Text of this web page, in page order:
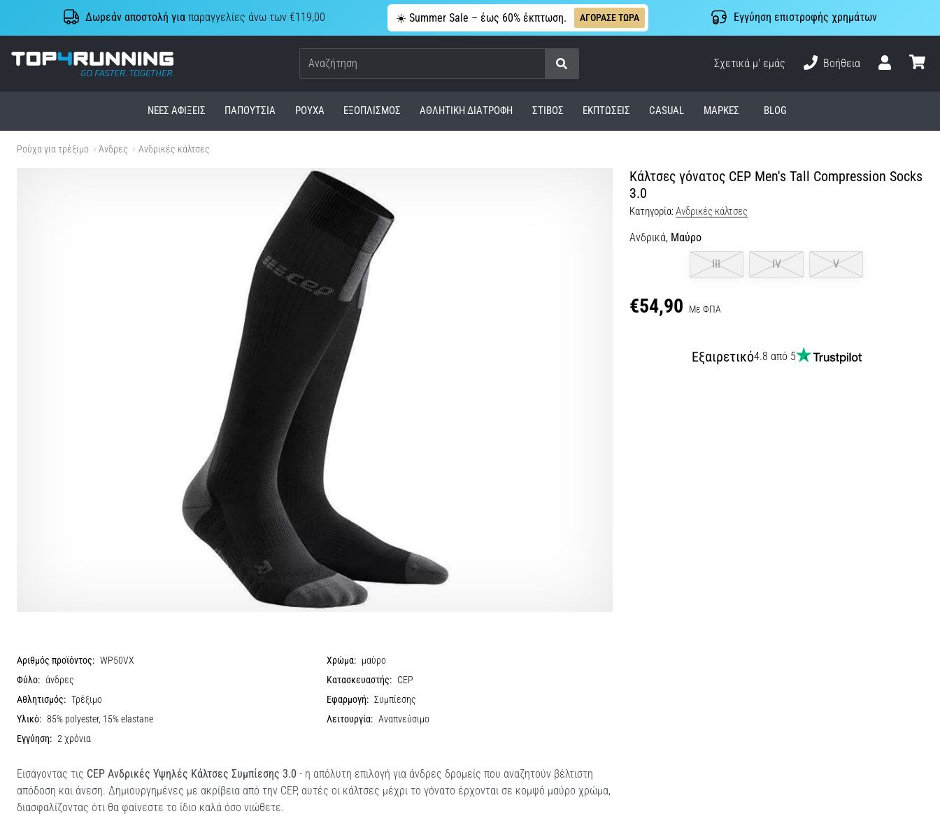
Δωρεάν αποστολή γιαπαραγγελίες άνω των €119,00 ☀️ Summer Sale – έως 60% έκπτωση. ΑΓΟΡΑΣΕ ΤΩΡΑ Εγγύηση επιστροφής χρημάτων
Top4Running.cy
Αναζήτηση
Σχετικά μ' εμάς
Βοήθεια
ΝΈΕΣ ΑΦΊΞΕΙΣ ΠΑΠΟΎΤΣΙΑ ΡΟΎΧΑ ΕΞΟΠΛΙΣΜΌΣ ΑΘΛΗΤΙΚΉ ΔΙΑΤΡΟΦΉ ΣΤΊΒΟΣ ΕΚΠΤΩΣΕΙΣ CASUAL ΜΆΡΚΕΣ BLOG
Ρούχα για τρέξιμο Άνδρες Ανδρικές κάλτσες
Κάλτσες γόνατος CEP Men's Tall Compression Socks
3.0
Κατηγορία:Ανδρικές κάλτσες
Ανδρικά, Μαύρο
III
IV V
€54,90 Με ΦΠΑ
Εξαιρετικό4.8 από 5
Αριθμός προϊόντος: WP50VX Χρώμα: μαύρο
Φύλο: άνδρες Κατασκευαστής: CEP
Αθλητισμός: Τρέξιμο Εφαρμογή: Συμπίεσης
Υλικό: 85% polyester, 15% elastane Λειτουργία: Αναπνεύσιμο
Εγγύηση: 2 χρόνια
Εισάγοντας τις CEP Ανδρικές Υψηλές Κάλτσες Συμπίεσης 3.0 - η απόλυτη επιλογή για άνδρες δρομείς που αναζητούν βέλτιστη
απόδοση και άνεση. Δημιουργημένες με ακρίβεια από την CEP, αυτές οι κάλτσες μέχρι το γόνατο έρχονται σε κομψό μαύρο χρώμα,
διασφαλίζοντας ότι θα φαίνεστε το ίδιο καλά όσο νιώθετε.